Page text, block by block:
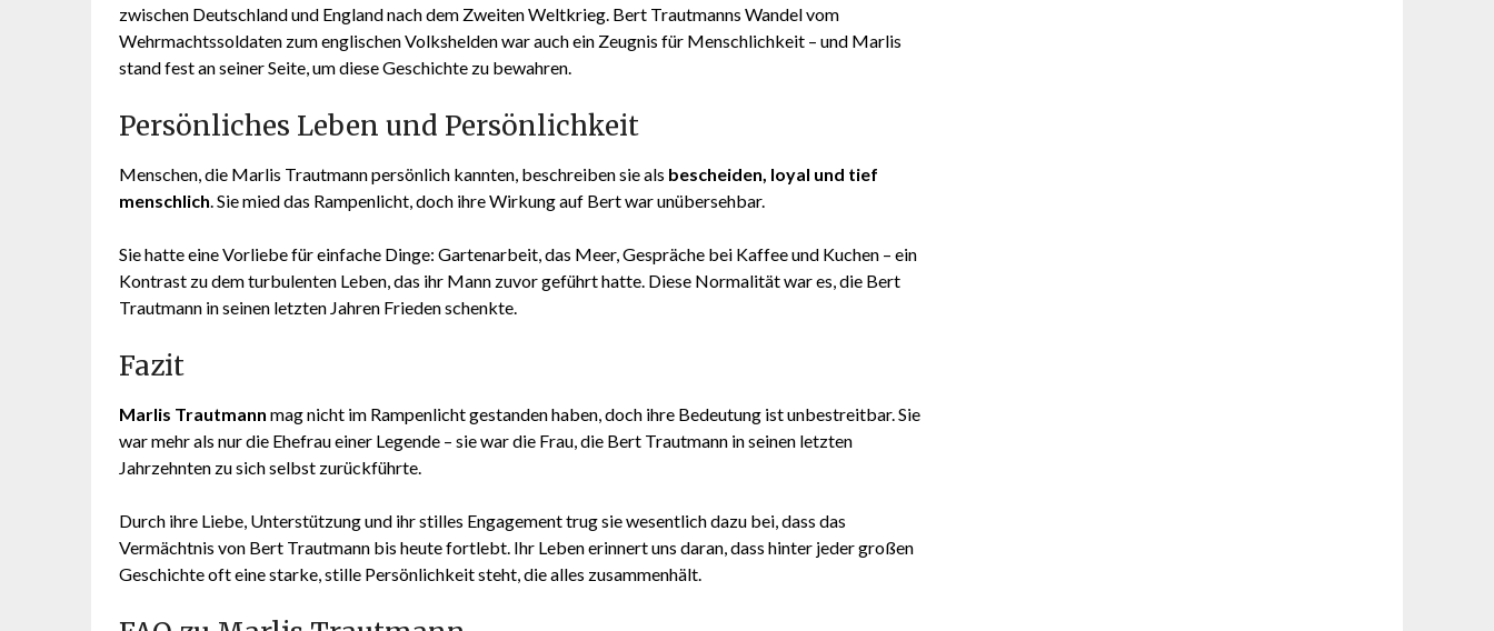
zwischen Deutschland und England nach dem Zweiten Weltkrieg. Bert Trautmanns Wandel vom
Wehrmachtssoldaten zum englischen Volkshelden war auch ein Zeugnis für Menschlichkeit – und Marlis
stand fest an seiner Seite, um diese Geschichte zu bewahren.
Persönliches Leben und Persönlichkeit
Menschen, die Marlis Trautmann persönlich kannten, beschreiben sie als bescheiden, loyal und tief
menschlich. Sie mied das Rampenlicht, doch ihre Wirkung auf Bert war unübersehbar.
Sie hatte eine Vorliebe für einfache Dinge: Gartenarbeit, das Meer, Gespräche bei Kaffee und Kuchen – ein
Kontrast zu dem turbulenten Leben, das ihr Mann zuvor geführt hatte. Diese Normalität war es, die Bert
Trautmann in seinen letzten Jahren Frieden schenkte.
Fazit
Marlis Trautmann mag nicht im Rampenlicht gestanden haben, doch ihre Bedeutung ist unbestreitbar. Sie
war mehr als nur die Ehefrau einer Legende – sie war die Frau, die Bert Trautmann in seinen letzten
Jahrzehnten zu sich selbst zurückführte.
Durch ihre Liebe, Unterstützung und ihr stilles Engagement trug sie wesentlich dazu bei, dass das
Vermächtnis von Bert Trautmann bis heute fortlebt. Ihr Leben erinnert uns daran, dass hinter jeder großen
Geschichte oft eine starke, stille Persönlichkeit steht, die alles zusammenhält.